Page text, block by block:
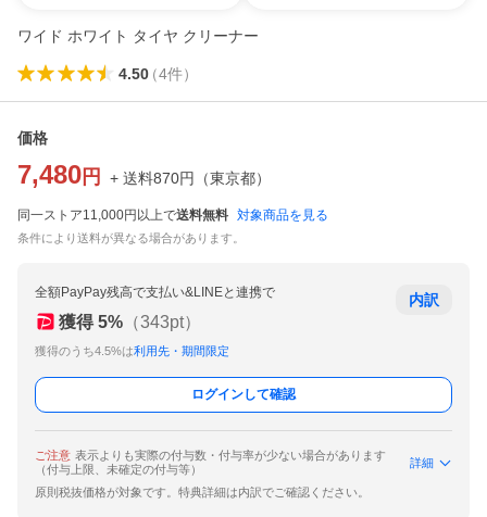
ワイド ホワイト タイヤ クリーナー
4.50（4件）
価格
7,480 円 + 送料870円 （東京都）
同一ストア11,000円以上で送料無料 対象商品を見る
条件により送料が異なる場合があります。
全額PayPay残高で支払い&LINEと連携で
獲得 5% （343pt）
獲得のうち4.5%は利用先・期間限定
内訳
ログインして確認
ご注意 表示よりも実際の付与数・付与率が少ない場合があります
（付与上限、未確定の付与等）
詳細
原則税抜価格が対象です。特典詳細は内訳でご確認ください。